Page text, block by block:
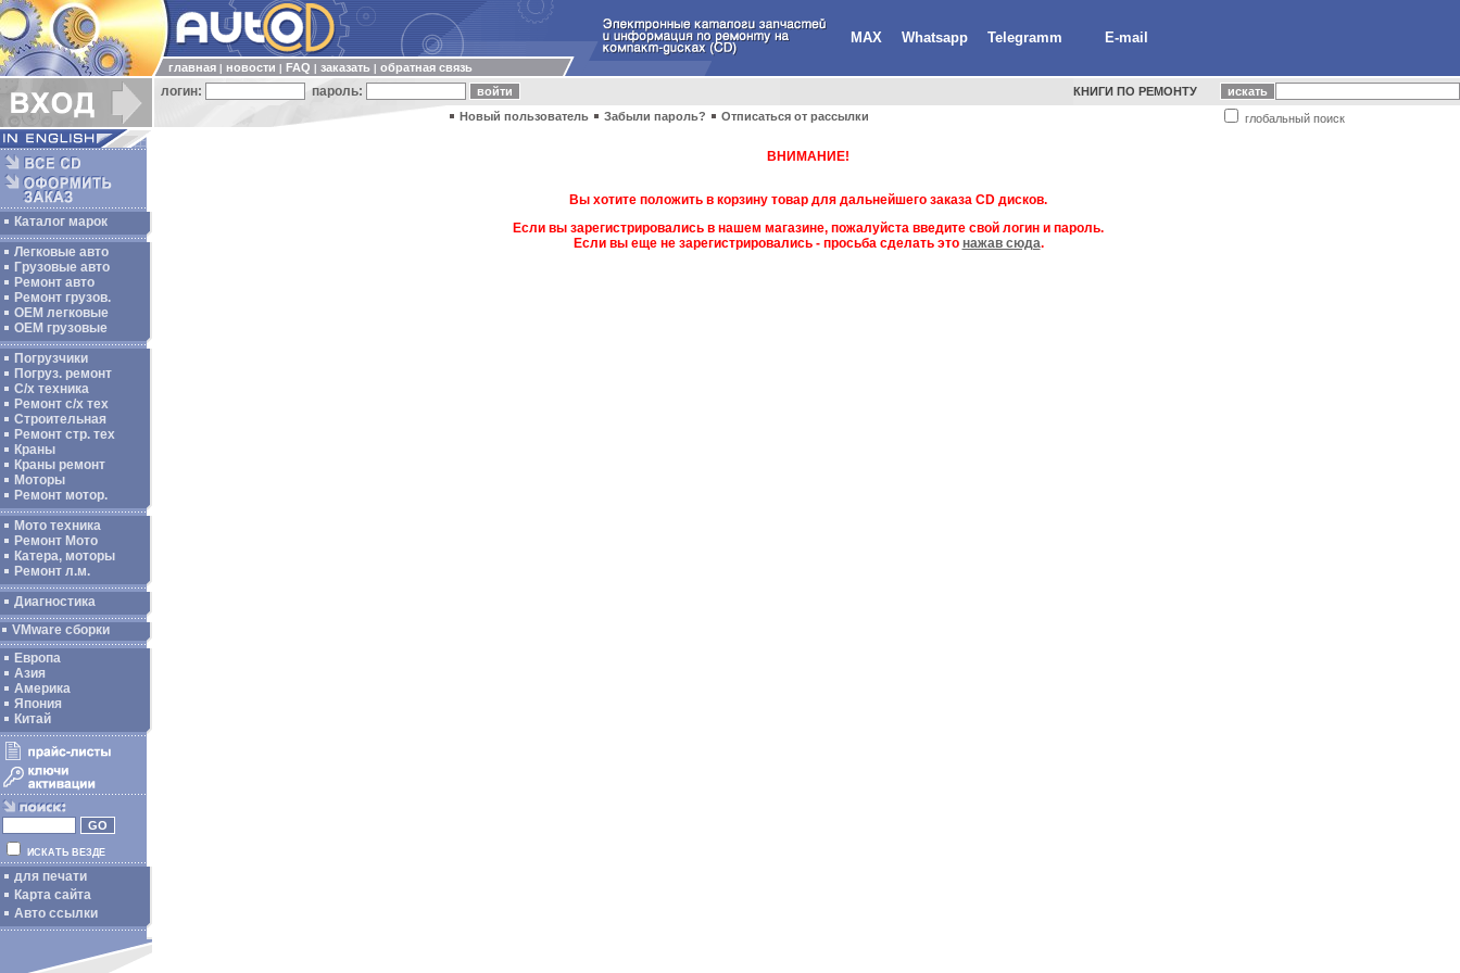
MAX Whatsapp Telegramm E-mail
главная новости FAQ заказать обратная связь
логин: пароль: КНИГИ ПО РЕМОНТУ
глобальный поиск
Новый пользователь Забыли пароль? Отписаться от рассылки
Каталог марок
Легковые авто
Грузовые авто
Ремонт авто
Ремонт грузов.
ОЕМ легковые
OEM грузовые
Погрузчики
Погруз. ремонт
С/х техника
Ремонт с/х тех
Строительная
Ремонт стр. тех
Краны
Краны ремонт
Моторы
Ремонт мотор.
Мото техника
Ремонт Мото
Катера, моторы
Ремонт л.м.
Диагностика
VMware сборки
Европа
Азия
Америка
Япония
Китай
ИСКАТЬ ВЕЗДЕ
для печати
Карта сайта
Авто ссылки
ВНИМАНИЕ!
Вы хотите положить в корзину товар для дальнейшего заказа CD дисков.
Если вы зарегистрировались в нашем магазине, пожалуйста введите свой логин и пароль.
Если вы еще не зарегистрировались - просьба сделать это нажав сюда.